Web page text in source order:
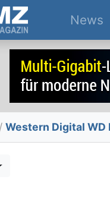
News
/ Western Digital WD